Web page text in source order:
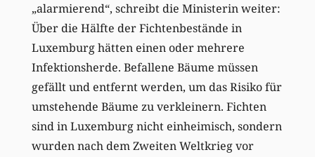
„alarmierend“, schreibt die Ministerin weiter:
Über die Hälfte der Fichtenbestände in
Luxemburg hätten einen oder mehrere
Infektionsherde. Befallene Bäume müssen
gefällt und entfernt werden, um das Risiko für
umstehende Bäume zu verkleinern. Fichten
sind in Luxemburg nicht einheimisch, sondern
wurden nach dem Zweiten Weltkrieg vor